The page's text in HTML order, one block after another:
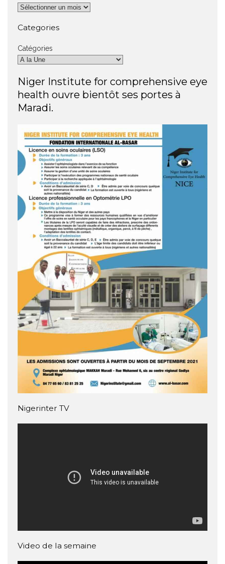
Categories
Catégories
Niger Institute for comprehensive eye
health ouvre bientôt ses portes à
Maradi.
Nigerinter TV
Video de la semaine